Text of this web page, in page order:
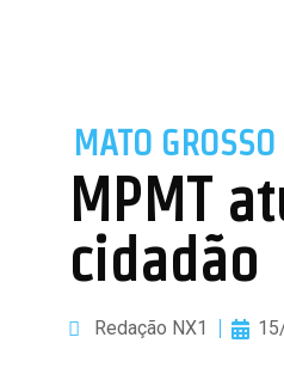
MATO GROSSO
MPMT
cidadão
Redação NX1